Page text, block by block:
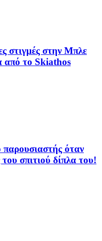
στιγμές στην Μπλε
από το Skiathos
παρουσιαστής όταν
σπιτιού δίπλα του!